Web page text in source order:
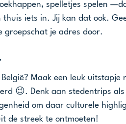
spelletjes spelen
thuis iets in. Jij kan dat ook.
groepschat je adres door.
Maak een leuk
😉. Denk aan stedentrips
om daar culturele
de streek te ontmoeten!